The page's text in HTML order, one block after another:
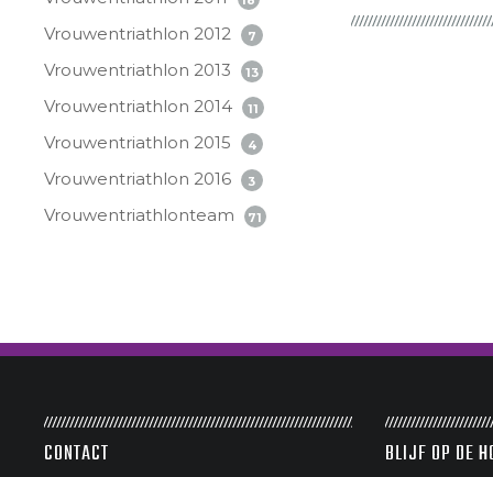
Vrouwentriathlon 2012 7
Vrouwentriathlon 2013 13
Vrouwentriathlon 2014 11
Vrouwentriathlon 2015 4
Vrouwentriathlon 2016 3
Vrouwentriathlonteam 71
CONTACT BLIJF OP DE